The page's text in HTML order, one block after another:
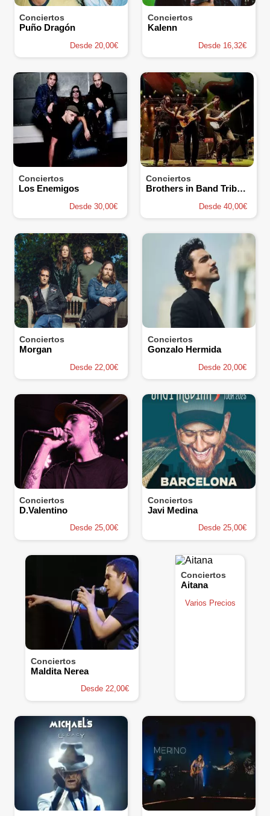
Conciertos
Puño Dragón
Desde 20,00€
Conciertos
Kalenn
Desde 16,32€
Conciertos
Los Enemigos
Desde 30,00€
Conciertos
Brothers in Band Tribute Dire Straits
Desde 40,00€
Conciertos
Morgan
Desde 22,00€
Conciertos
Gonzalo Hermida
Desde 20,00€
Conciertos
D.Valentino
Desde 25,00€
Conciertos
Javi Medina
Desde 25,00€
Conciertos
Maldita Nerea
Desde 22,00€
Conciertos
Aitana
Varios Precios